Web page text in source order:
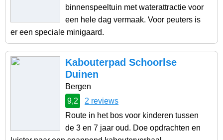
binnenspeeltuin met waterattractie voor
een hele dag vermaak. Voor peuters is
er een speciale minigaard.
Kabouterpad Schoorlse
Duinen
Bergen
9,2
2 reviews
Route in het bos voor kinderen tussen
de 3 en 7 jaar oud. Doe opdrachten en